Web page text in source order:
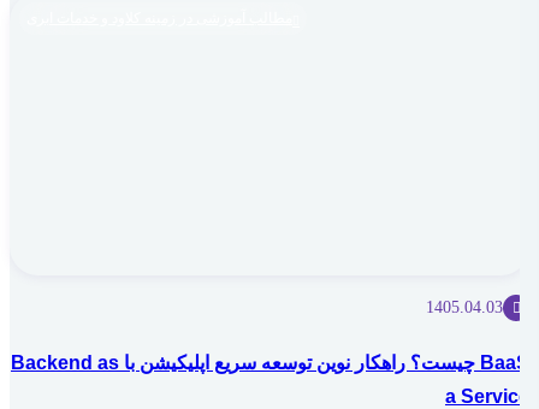
1405.04.03
BaaS چیست؟ راهکار نوین توسعه سریع اپلیکیشن با Backend as
a Service